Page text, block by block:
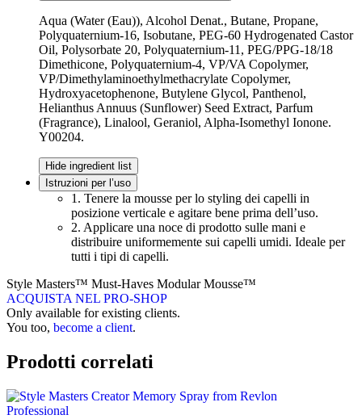
Aqua (Water (Eau)), Alcohol Denat., Butane, Propane,
Polyquaternium-16, Isobutane, PEG-60 Hydrogenated Castor
Oil, Polysorbate 20, Polyquaternium-11, PEG/PPG-18/18
Dimethicone, Polyquaternium-4, VP/VA Copolymer,
VP/Dimethylaminoethylmethacrylate Copolymer,
Hydroxyacetophenone, Butylene Glycol, Panthenol,
Helianthus Annuus (Sunflower) Seed Extract, Parfum
(Fragrance), Linalool, Geraniol, Alpha-Isomethyl Ionone.
Y00204.
Hide ingredient list
Istruzioni per l’uso
1. Tenere la mousse per lo styling dei capelli in
posizione verticale e agitare bene prima dell’uso.
2. Applicare una noce di prodotto sulle mani e
distribuire uniformemente sui capelli umidi. Ideale per
tutti i tipi di capelli.
Style Masters™ Must-Haves Modular Mousse™
ACQUISTA NEL PRO-SHOP
Only available for existing clients.
You too, become a client.
Prodotti correlati